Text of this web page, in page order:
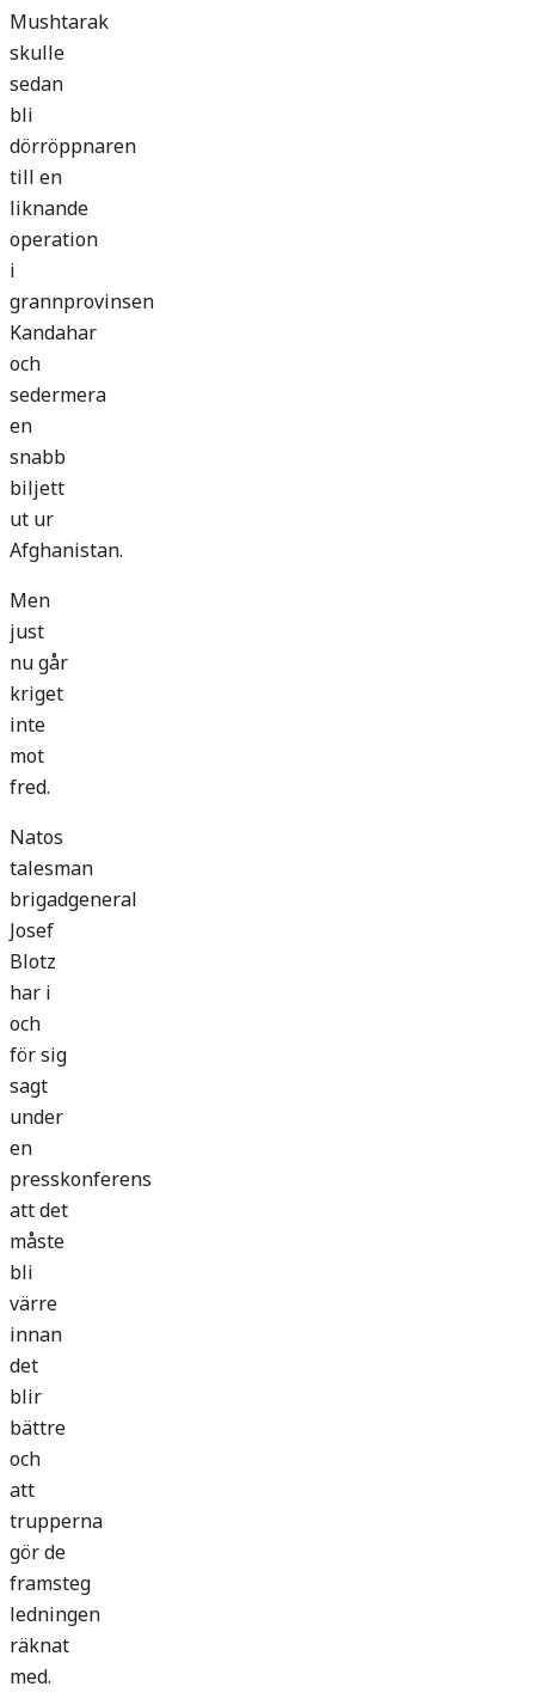
Mushtarak
skulle
sedan
bli
dörröppnaren
till en
liknande
operation
i
grannprovinsen
Kandahar
och
sedermera
en
snabb
biljett
ut ur
Afghanistan.
Men
just
nu går
kriget
inte
mot
fred.
Natos
talesman
brigadgeneral
Josef
Blotz
har i
och
för sig
sagt
under
en
presskonferens
att det
måste
bli
värre
innan
det
blir
bättre
och
att
trupperna
gör de
framsteg
ledningen
räknat
med.